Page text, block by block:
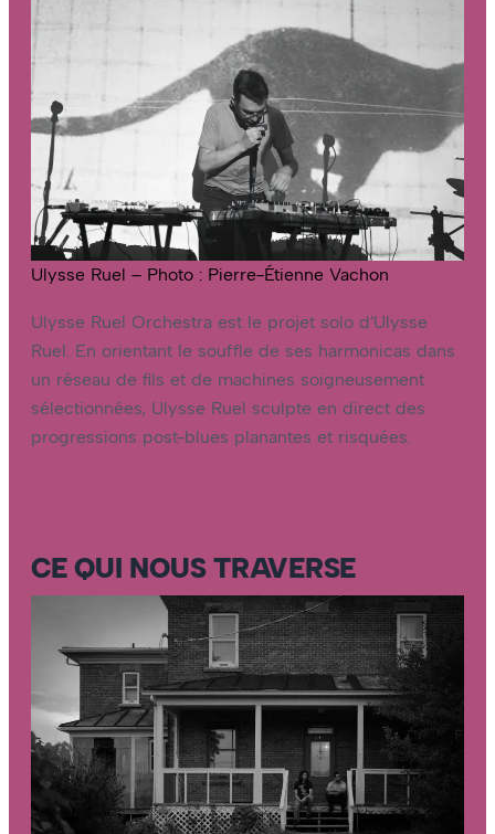
Ulysse Ruel – Photo : Pierre-Étienne Vachon
Ulysse Ruel Orchestra est le projet solo d’Ulysse
Ruel. En orientant le souffle de ses harmonicas dans
un réseau de fils et de machines soigneusement
sélectionnées, Ulysse Ruel sculpte en direct des
progressions post-blues planantes et risquées.
CE QUI NOUS TRAVERSE